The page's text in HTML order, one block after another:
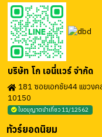
บริษัท โก เอนี่แวร์ จำกัด
181 ซอยเอกชัย44 แขวง
10150
ใบอนุญาตนำเที่ยว 11/12562
ทัวร์ยอดนิยม